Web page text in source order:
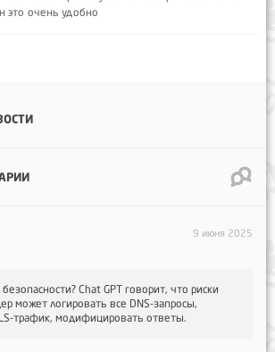
очень удобно
9 июня 2025
Chat GPT говорит, что риски
может логировать все DNS-запросы,
трафик, модифицировать ответы.